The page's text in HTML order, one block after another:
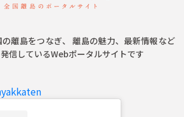
離島をつなぎ、 離島の魅力、最新情報など
信しているWebポータルサイトです